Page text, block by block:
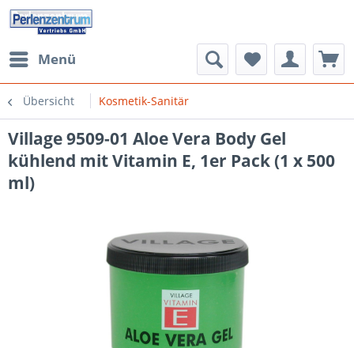
Menü
Übersicht Kosmetik-Sanitär
Village 9509-01 Aloe Vera Body Gel
kühlend mit Vitamin E, 1er Pack (1 x 500
ml)